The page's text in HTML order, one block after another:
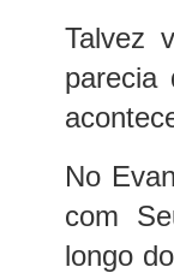
Talvez
parecia
No
com
longo